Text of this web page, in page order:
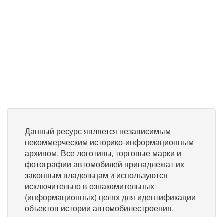
Данный ресурс является независимым
некоммерческим историко-информационным
архивом. Все логотипы, торговые марки и
фотографии автомобилей принадлежат их
законным владельцам и используются
исключительно в ознакомительных
(информационных) целях для идентификации
объектов истории автомобилестроения.